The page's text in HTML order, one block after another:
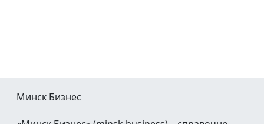
Минск Бизнес